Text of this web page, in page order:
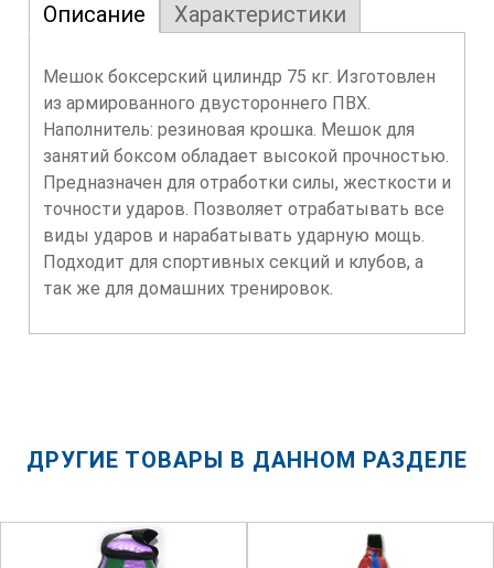
Описание Характеристики
Мешок боксерский цилиндр 75 кг. Изготовлен
из армированного двустороннего ПВХ.
Наполнитель: резиновая крошка. Мешок для
занятий боксом обладает высокой прочностью.
Предназначен для отработки силы, жесткости и
точности ударов. Позволяет отрабатывать все
виды ударов и нарабатывать ударную мощь.
Подходит для спортивных секций и клубов, а
так же для домашних тренировок.
ДРУГИЕ ТОВАРЫ В ДАННОМ РАЗДЕЛЕ